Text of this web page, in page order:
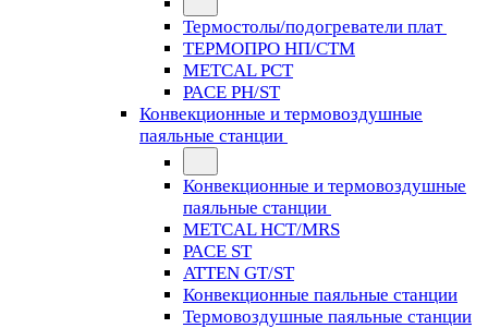
Термостолы/подогреватели плат
ТЕРМОПРО НП/СТМ
METCAL PCT
PACE PH/ST
Конвекционные и термовоздушные
паяльные станции
Конвекционные и термовоздушные
паяльные станции
METCAL HCT/MRS
PACE ST
ATTEN GT/ST
Конвекционные паяльные станции
Термовоздушные паяльные станции